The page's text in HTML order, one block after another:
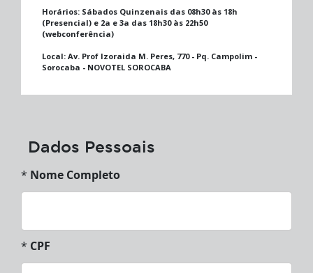
Horários: Sábados Quinzenais das 08h30 às 18h
(Presencial) e 2a e 3a das 18h30 às 22h50
(webconferência)
Local: Av. Prof Izoraida M. Peres, 770 - Pq. Campolim -
Sorocaba - NOVOTEL SOROCABA
Dados Pessoais
* Nome Completo
* CPF